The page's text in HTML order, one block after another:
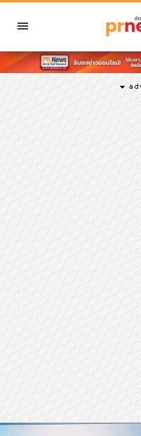
หมวดหมู่
พีอาร์ นิวส์ไวร์
สินค้า, บริการ
โปรโมชั่น
งานอีเว้นท์
รีวิว
บันเทิง
นักแสดง, นักร้อง, โมเดล
อินฟลูเอนเซอร์
ไลฟ์สไตล์
ความงาม
แฟชั่น
สุขภาพ
กีฬา
อาหาร, เครื่องดื่ม
ท่องเที่ยว
โรงแรม, ที่พัก